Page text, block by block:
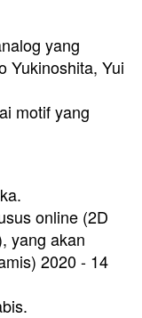
yang
Yukinoshita, Yui
motif yang
online (2D
yang akan
2020 - 14